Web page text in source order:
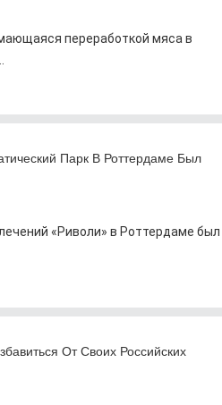
переработкой мяса в
Парк В Роттердаме Был
«Риволи» в Роттердаме был
От Своих Российских